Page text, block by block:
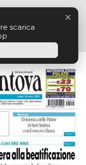
scarica
✕